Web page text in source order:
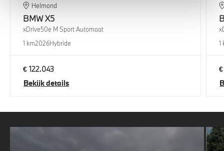
Helmond
BMWX5
xDrive50e M Sport Automaat
1 km2026Hybride
€ 122.043
Bekijk details
1